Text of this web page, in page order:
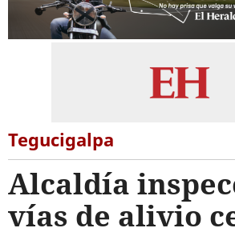
Tegucigalpa
Alcaldía
vías de alivio